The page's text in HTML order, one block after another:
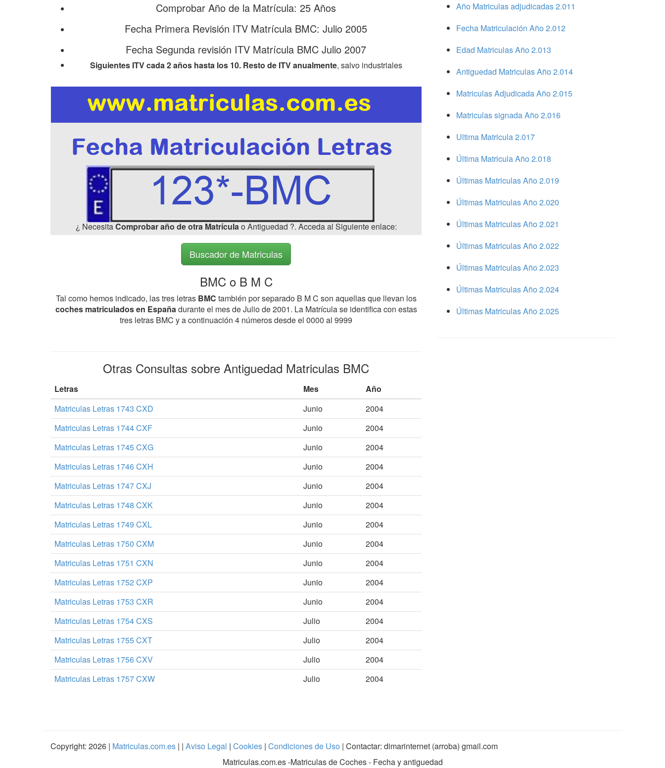
Comprobar Año de la Matrícula: 25 Años
Fecha Primera Revisión ITV Matrícula BMC: Julio 2005
Fecha Segunda revisión ITV Matrícula BMC Julio 2007
Siguientes ITV cada 2 años hasta los 10. Resto de ITV anualmente, salvo industriales
¿ NecesitaComprobar año de otra Matrículao Antiguedad ?. Acceda al Siguiente enlace:
Buscador de Matriculas
BMC o B M C
Tal como hemos indicado, las tres letras BMC también por separado B M C son aquellas que llevan los
coches matriculados en Españadurante el mes de Julio de 2001. La Matrícula se identifica con estas
tres letras BMC y a continuación 4 números desde el 0000 al 9999
Otras Consultas sobre Antiguedad Matriculas BMC
Letras Mes
Año
Matriculas Letras 1743 CXD
Junio
2004
Matriculas Letras 1744 CXF
Junio
2004
Matriculas Letras 1745 CXG
Junio
2004
Matriculas Letras 1746 CXH
Junio
2004
Matriculas Letras 1747 CXJ
Junio
2004
Matriculas Letras 1748 CXK
Junio
2004
Matriculas Letras 1749 CXL
Junio
2004
Matriculas Letras 1750 CXM
Junio
2004
Matriculas Letras 1751 CXN
Junio
2004
Matriculas Letras 1752 CXP
Junio
2004
Matriculas Letras 1753 CXR
Junio
2004
Matriculas Letras 1754 CXS
Julio
2004
Matriculas Letras 1755 CXT
Julio
2004
Matriculas Letras 1756 CXV
Julio
2004
Matriculas Letras 1757 CXW
Julio 2004
Año Matriculas adjudicadas 2.011
Fecha Matriculación Año 2.012
Edad Matriculas Año 2.013
Antiguedad Matriculas Año 2.014
Matriculas Adjudicada Año 2.015
Matriculas signada Año 2.016
Ultima Matricula 2.017
Última Matricula Año 2.018
Últimas Matriculas Año 2.019
Últimas Matriculas Año 2.020
Últimas Matriculas Año 2.021
Últimas Matriculas Año 2.022
Últimas Matriculas Año 2.023
Últimas Matriculas Año 2.024
Últimas Matriculas Año 2.025
Copyright: 2026 | Matriculas.com.es | | Aviso Legal | Cookies | Condiciones de Uso | Contactar: dimarinternet (arroba) gmail.com
Matriculas.com.es-Matriculas de Coches - Fecha y antiguedad